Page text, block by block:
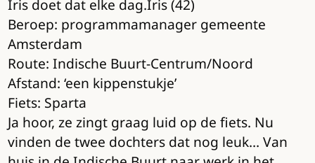
Iris doet dat elke dag.Iris (42)
Beroep: programmamanager gemeente
Amsterdam
Route: Indische Buurt-Centrum/Noord
Afstand: ‘een kippenstukje’
Fiets: Sparta
Ja hoor, ze zingt graag luid op de fiets. Nu
vinden de twee dochters dat nog leuk… Van